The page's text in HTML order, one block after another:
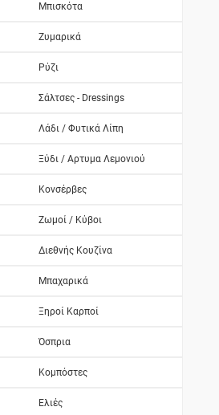
Μπισκότα
Ζυμαρικά
Ρύζι
Σάλτσες - Dressings
Λάδι / Φυτικά Λίπη
Ξύδι / Αρτυμα Λεμονιού
Κονσέρβες
Ζωμοί / Κύβοι
Διεθνής Κουζίνα
Μπαχαρικά
Ξηροί Καρποί
Όσπρια
Κομπόστες
Ελιές